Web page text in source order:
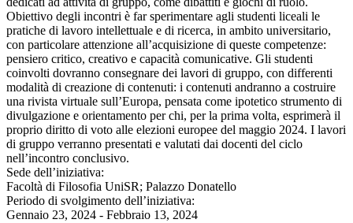
Obiettivo degli incontri è far sperimentare agli studenti liceali le
pratiche di lavoro intellettuale e di ricerca, in ambito universitario,
con particolare attenzione all’acquisizione di queste competenze:
pensiero critico, creativo e capacità comunicative. Gli studenti
coinvolti dovranno consegnare dei lavori di gruppo, con differenti
modalità di creazione di contenuti: i contenuti andranno a costruire
una rivista virtuale sull’Europa, pensata come ipotetico strumento di
divulgazione e orientamento per chi, per la prima volta, esprimerà il
proprio diritto di voto alle elezioni europee del maggio 2024. I lavori
di gruppo verranno presentati e valutati dai docenti del ciclo
nell’incontro conclusivo.
Sede dell’iniziativa:
Facoltà di Filosofia UniSR; Palazzo Donatello
Periodo di svolgimento dell’iniziativa:
Gennaio 23, 2024 - Febbraio 13, 2024